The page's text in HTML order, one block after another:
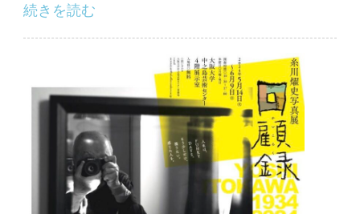
続きを読む